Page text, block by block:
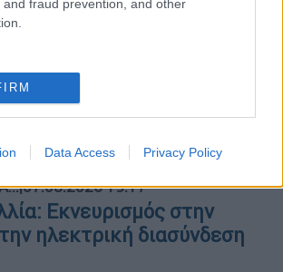
and fraud prevention, and other
Data Access Privacy Policy
ειδήσεων 07/08/2026
|07.08.2026 19:17
Εκνευρισμός στην
ηλεκτρική διασύνδεση